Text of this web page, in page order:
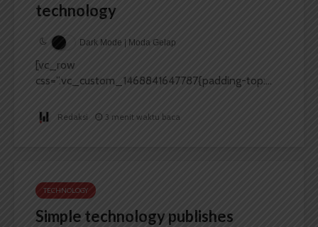
technology
Dark Mode | Moda Gelap
[vc_row
css=”.vc_custom_1468841647787{padding-top:...
Redaksi 3 menit waktu baca
TECHNOLOGY
Simple technology publishes